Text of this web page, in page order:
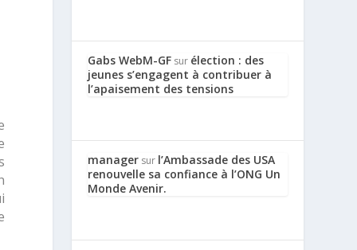
Gabs WebM-GF sur élection : des
jeunes s’engagent à contribuer à
l’apaisement des tensions
manager sur l’Ambassade des USA
renouvelle sa confiance à l’ONG Un
Monde Avenir.